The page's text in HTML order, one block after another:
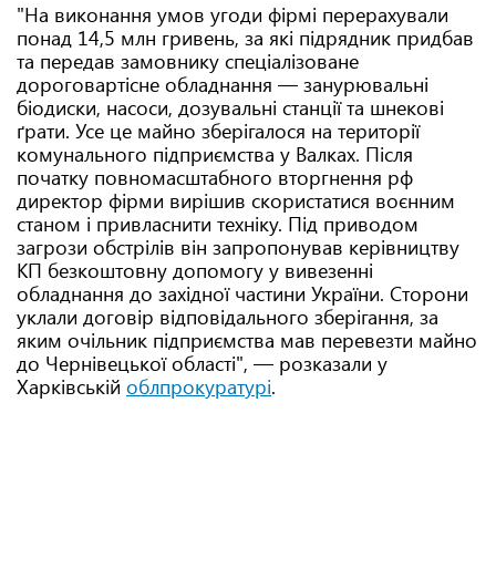
"На виконання умов угоди фірмі перерахували
понад 14,5 млн гривень, за які підрядник придбав
та передав замовнику спеціалізоване
дороговартісне обладнання — занурювальні
біодиски, насоси, дозувальні станції та шнекові
ґрати. Усе це майно зберігалося на території
комунального підприємства у Валках. Після
початку повномасштабного вторгнення рф
директор фірми вирішив скористатися воєнним
станом і привласнити техніку. Під приводом
загрози обстрілів він запропонував керівництву
КП безкоштовну допомогу у вивезенні
обладнання до західної частини України. Сторони
уклали договір відповідального зберігання, за
яким очільник підприємства мав перевезти майно
до Чернівецької області", — розказали у
Харківській облпрокуратурі.